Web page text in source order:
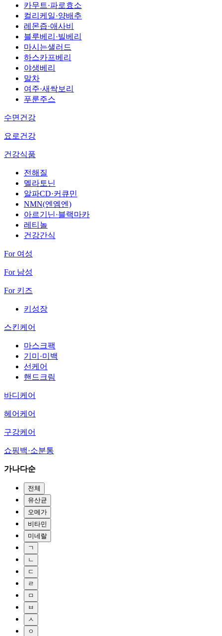
카무트·파로효소
컬리케일·양배추
레몬즙·애사비
블루베리·빌베리
마시는샐러드
하스카프베리
야생베리
말차
여주·새싹보리
푸룬주스
수면건강
요로건강
건강식품
전해질
멜라토닌
알파CD·커큐민
NMN(엔엠엔)
아르기닌·블랙마카
레티놀
건강간식
For 여성
For 남성
For 키즈
키성장
스킨케어
마스크팩
기미·미백
선케어
핸드크림
바디케어
헤어케어
구강케어
쇼핑백·소분통
가나다순
전체
유산균
오메가
비타민
미네랄
ㄱ
ㄴ
ㄷ
ㄹ
ㅁ
ㅂ
ㅅ
ㅇ